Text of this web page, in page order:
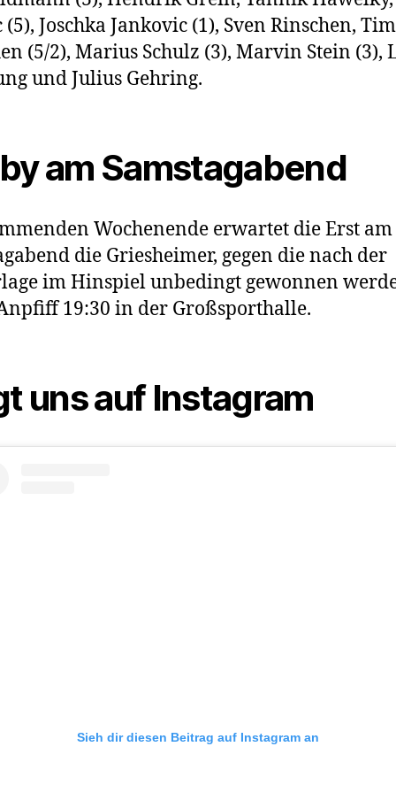
Joschka Jankovic (1), Sven Rinschen, Tim
(5/2), Marius Schulz (3), Marvin Stein (3),
und Julius Gehring.
am Samstagabend
Wochenende erwartet die Erst am
die Griesheimer, gegen die nach der
im Hinspiel unbedingt gewonnen
19:30 in der Großsporthalle.
uns auf Instagram
Sieh dir diesen Beitrag auf Instagram an